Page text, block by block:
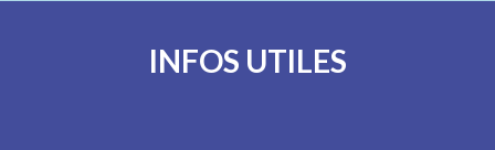
INFOS UTILES